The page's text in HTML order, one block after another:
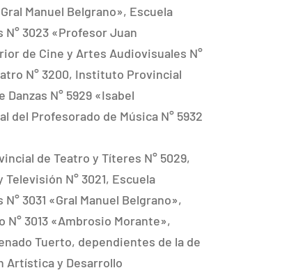
Manuel Belgrano», Escuela
3023 «Profesor Juan
de Cine y Artes Audiovisuales N°
N° 3200, Instituto Provincial
N° 5929 «Isabel
del Profesorado de Música N° 5932
de Teatro y Títeres N° 5029,
N° 3021, Escuela
3031 «Gral Manuel Belgrano»,
3013 «Ambrosio Morante»,
Tuerto, dependientes de la de
Artística y Desarrollo